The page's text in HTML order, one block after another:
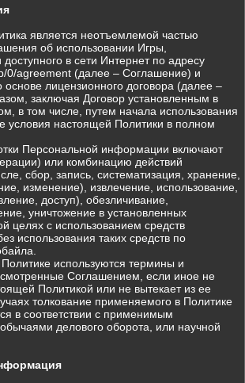
является неотъемлемой частью
об использовании Игры,
в сети Интернет по адресу
0/agreement (далее – Соглашение) и
основе лицензионного договора (далее –
заключая Договор установленным в
в том числе, путем начала использования
условия настоящей Политики в полном
Персональной информации включают
или комбинацию действий
сбор, запись, систематизация, хранение,
изменение), извлечение, использование,
доступ), обезличивание,
уничтожение в установленных
целях с использованием средств
использования таких средств по
используются термины и
Соглашением, если иное не
Политикой или не вытекает из ее
толкование применяемого в Политике
в соответствии с применимым
делового оборота, или научной